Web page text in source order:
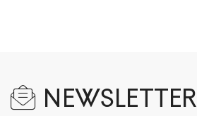
NEWSLETTER